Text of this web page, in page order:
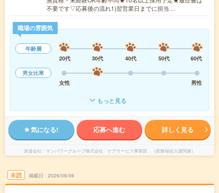
不要です▽応募後の流れ1)翌営業日までに担当…
職場の雰囲気
年齢層
20代
30代 40代 50代
60代
男女比率
女性
男性
もっと見る
気になる! 応募へ進む 詳しく見る
派遣会社 マンパワーグループ株式会社 ケアサービス事業部 （医療福祉介護関連）
未読 掲載日 2026/08/06